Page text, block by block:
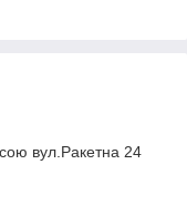
вул.Ракетна 24